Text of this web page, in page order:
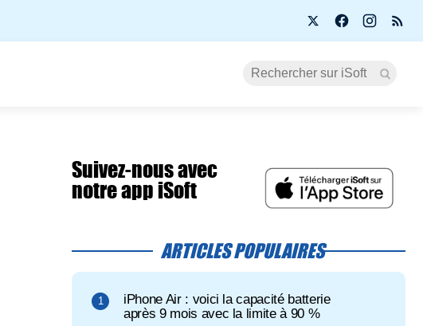
Suivez-nous avec
notre app iSoft
ARTICLES POPULAIRES
iPhone Air : voici la capacité batterie
après 9 mois avec la limite à 90 %